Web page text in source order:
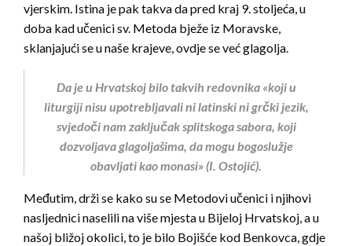
vjerskim. Istina je pak takva da pred kraj 9. stoljeća, u
doba kad učenici sv. Metoda bježe iz Moravske,
sklanjajući se u naše krajeve, ovdje se već glagolja.
Da je u Hrvatskoj bilo takvih redovnika «koji u
liturgiji nisu upotrebljavali ni latinski ni grčki jezik,
svjedoči nam zaključak splitskoga sabora, koji
dozvoljava glagoljašima, da mogu bogoslužje
obavljati kao monasi» (I. Ostojić).
Međutim, drži se kako su se Metodovi učenici i njihovi
nasljednici naselili na više mjesta u Bijeloj Hrvatskoj, a u
našoj bližoj okolici, to je bilo Bojišće kod Benkovca, gdje